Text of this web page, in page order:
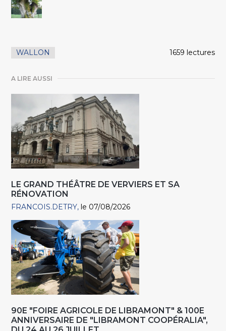
WALLON 1659 lectures
A LIRE AUSSI
LE GRAND THÉÂTRE DE VERVIERS ET SA
RÉNOVATION
FRANCOIS.DETRY le 07/08/2026
90E "FOIRE AGRICOLE DE LIBRAMONT" & 100E
ANNIVERSAIRE DE "LIBRAMONT COOPÉRALIA",